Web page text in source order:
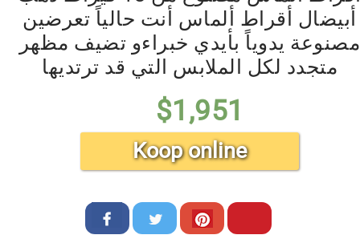
أبيضال أقراط ألماس أنت حالياً تعرضين
مصنوعة يدوياً بأيدي خبراءو تضيف مظهر
متجدد لكل الملابس التي قد ترتديها
$1,951
Koop online